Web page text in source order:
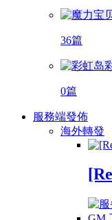
36篇
0篇
服務端發佈
海外轉發